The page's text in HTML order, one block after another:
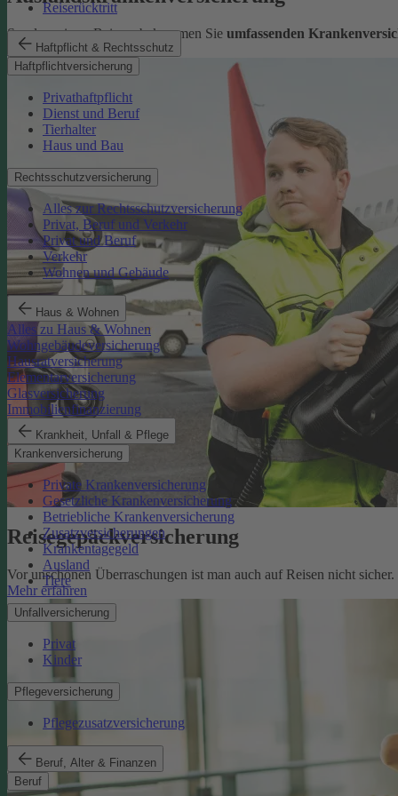
Reiserücktritt
Haftpflicht & Rechtsschutz
Haftpflichtversicherung
Privathaftpflicht
Dienst und Beruf
Tierhalter
Haus und Bau
Rechtsschutzversicherung
Alles zur Rechtsschutzversicherung
Privat, Beruf und Verkehr
Privat und Beruf
Verkehr
Wohnen und Gebäude
Haus & Wohnen
Alles zu Haus & Wohnen
Wohngebäudeversicherung
Hausratversicherung
Elementarversicherung
Glasversicherung
Immobilienfinanzierung
Krankheit, Unfall & Pflege
Krankenversicherung
Private Krankenversicherung
Gesetzliche Krankenversicherung
Betriebliche Krankenversicherung
Zusatzversicherungen
Krankentagegeld
Ausland
Tiere
Unfallversicherung
Privat
Kinder
Pflegeversicherung
Pflegezusatzversicherung
Beruf, Alter & Finanzen
Beruf
Sorglos reisen: Bei uns bekommen Sie umfassenden
Mehr erfahren
Reisegepäckversicherung
Vor unschönen Überraschungen ist man auch auf Reisen nicht
Mehr erfahren